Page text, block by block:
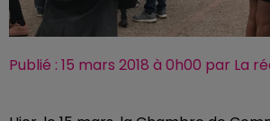
Publié : 15 mars 2018 à 0h00 par La